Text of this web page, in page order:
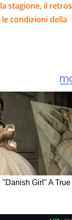
stagione, il
condizioni della